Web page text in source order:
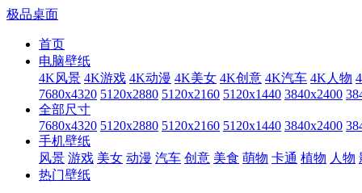
极品桌面
首页
电脑壁纸
4K风景 4K游戏 4K动漫 4K美女 4K创意 4K汽车 4K人物
7680x4320 5120x2880 5120x2160 5120x1440 3840x2400
全部尺寸
7680x4320 5120x2880 5120x2160 5120x1440 3840x2400
手机壁纸
风景 游戏 美女 动漫 汽车 创意 美食 萌物 卡通 植物 人物
热门壁纸